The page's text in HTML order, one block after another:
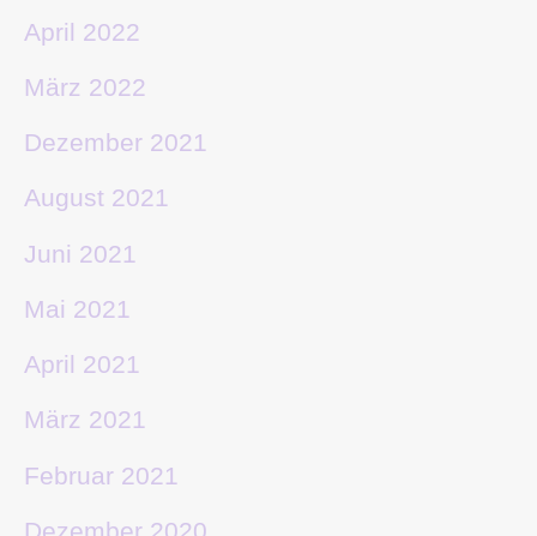
April 2022
März 2022
Dezember 2021
August 2021
Juni 2021
Mai 2021
April 2021
März 2021
Februar 2021
Dezember 2020